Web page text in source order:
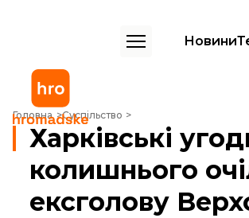
Новини
Головна Суспільство
Харківські угоди: на допит викликали
Харківські
колишнього
ексголову